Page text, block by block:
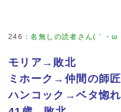
246
モリア→敗北
ミホーク→仲間の師匠
ハンコック→ベタ惚れ